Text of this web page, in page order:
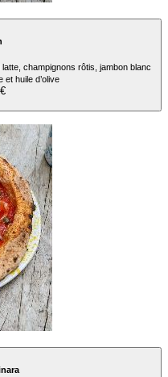
champignons rôtis, jambon blanc
huile d’olive